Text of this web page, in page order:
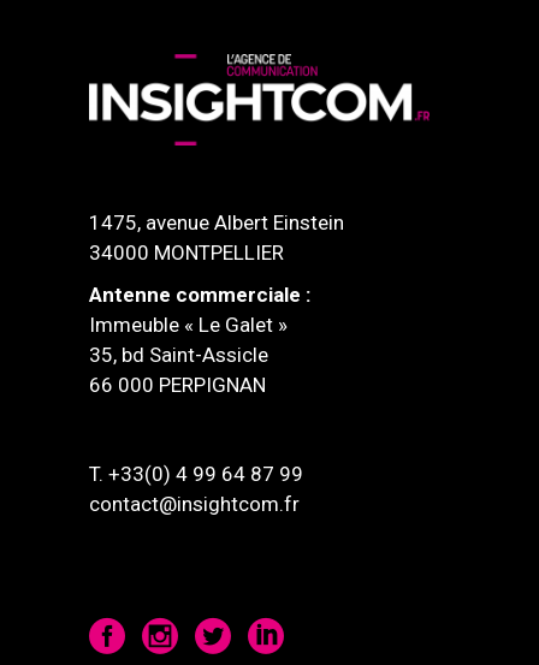
1475, avenue Albert Einstein
34000 MONTPELLIER
Antenne commerciale :
Immeuble « Le Galet »
35, bd Saint-Assicle
66 000 PERPIGNAN
T. +33(0) 4 99 64 87 99
contact@insightcom.fr